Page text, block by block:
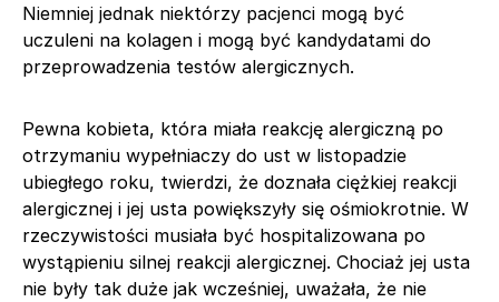
Niemniej jednak niektórzy pacjenci mogą być
uczuleni na kolagen i mogą być kandydatami do
przeprowadzenia testów alergicznych.
Pewna kobieta, która miała reakcję alergiczną po
otrzymaniu wypełniaczy do ust w listopadzie
ubiegłego roku, twierdzi, że doznała ciężkiej reakcji
alergicznej i jej usta powiększyły się ośmiokrotnie. W
rzeczywistości musiała być hospitalizowana po
wystąpieniu silnej reakcji alergicznej. Chociaż jej usta
nie były tak duże jak wcześniej, uważała, że nie